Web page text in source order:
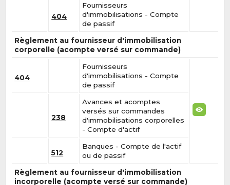
404
Fournisseurs
d'immobilisations - Compte
de passif
Règlement au fournisseur d'immobilisation
corporelle (acompte versé sur commande)
404
Fournisseurs
d'immobilisations - Compte
de passif
238
Avances et acomptes
versés sur commandes
d'immobilisations corporelles
- Compte d'actif
512
Banques - Compte de l'actif
ou de passif
Règlement au fournisseur d'immobilisation
incorporelle (acompte versé sur commande)